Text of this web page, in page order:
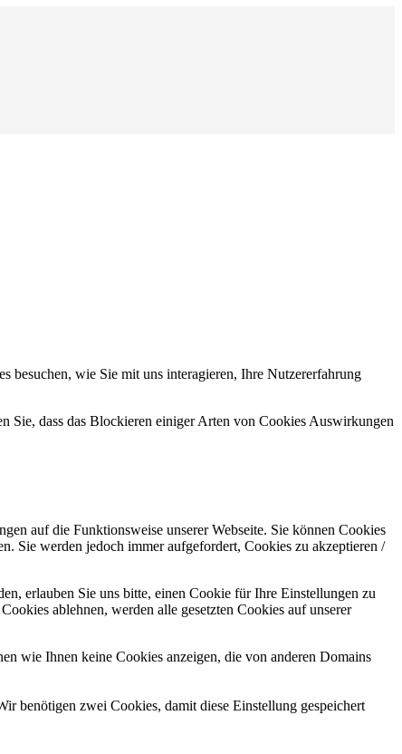
besuchen, wie Sie mit uns interagieren, Ihre Nutzererfahrung
Sie, dass das Blockieren einiger Arten von Cookies Auswirkungen
auf die Funktionsweise unserer Webseite. Sie können Cookies
Sie werden jedoch immer aufgefordert, Cookies zu akzeptieren /
erlauben Sie uns bitte, einen Cookie für Ihre Einstellungen zu
ablehnen, werden alle gesetzten Cookies auf unserer
wie Ihnen keine Cookies anzeigen, die von anderen Domains
benötigen zwei Cookies, damit diese Einstellung gespeichert